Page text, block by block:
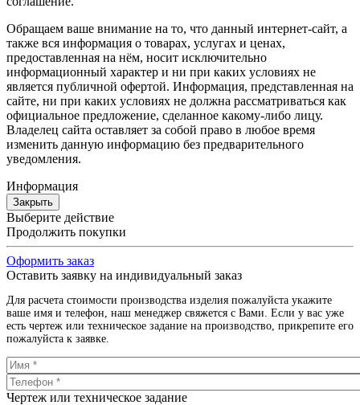
Обращаем ваше внимание на то, что данный интернет-сайт, а
также вся информация о товарах, услугах и ценах,
предоставленная на нём, носит исключительно
информационный характер и ни при каких условиях не
является публичной офертой. Информация, представленная на
сайте, ни при каких условиях не должна рассматриваться как
официальное предложение, сделанное какому-либо лицу.
Владелец сайта оставляет за собой право в любое время
изменить данную информацию без предварительного
уведомления.
Информация
Закрыть
Выберите действие
Продолжить покупки
Оформить заказ
Оставить заявку на индивидуальный заказ
Для расчета стоимости производства изделия пожалуйста укажите
ваше имя и телефон, наш менеджер свяжется с Вами. Если у вас уже
есть чертеж или техническое задание на производство, прикрепите его
пожалуйста к заявке.
Чертеж или техническое задание